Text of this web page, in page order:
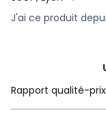
• Coussins de
polyester
• Coussins de
J'ai ce produit
Rapport qualité-prix